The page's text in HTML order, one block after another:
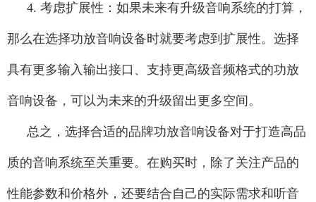
4. 考虑扩展性：如果未来有升级音响系统的打算，
那么在选择功放音响设备时就要考虑到扩展性。选择
具有更多输入输出接口、支持更高级音频格式的功放
音响设备，可以为未来的升级留出更多空间。
总之，选择合适的品牌功放音响设备对于打造高品
质的音响系统至关重要。在购买时，除了关注产品的
性能参数和价格外，还要结合自己的实际需求和听音